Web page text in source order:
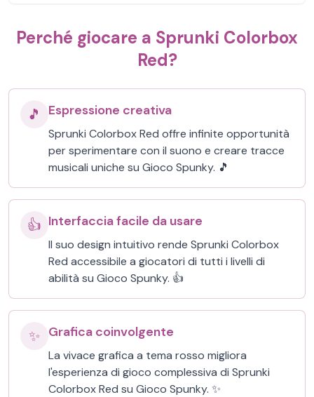
Perché giocare a Sprunki Colorbox
Red?
🎵 Espressione creativa
Sprunki Colorbox Red offre infinite opportunità
per sperimentare con il suono e creare tracce
musicali uniche su Gioco Spunky. 🎵
👍 Interfaccia facile da usare
Il suo design intuitivo rende Sprunki Colorbox
Red accessibile a giocatori di tutti i livelli di
abilità su Gioco Spunky. 👍
✨ Grafica coinvolgente
La vivace grafica a tema rosso migliora
l'esperienza di gioco complessiva di Sprunki
Colorbox Red su Gioco Spunky. ✨